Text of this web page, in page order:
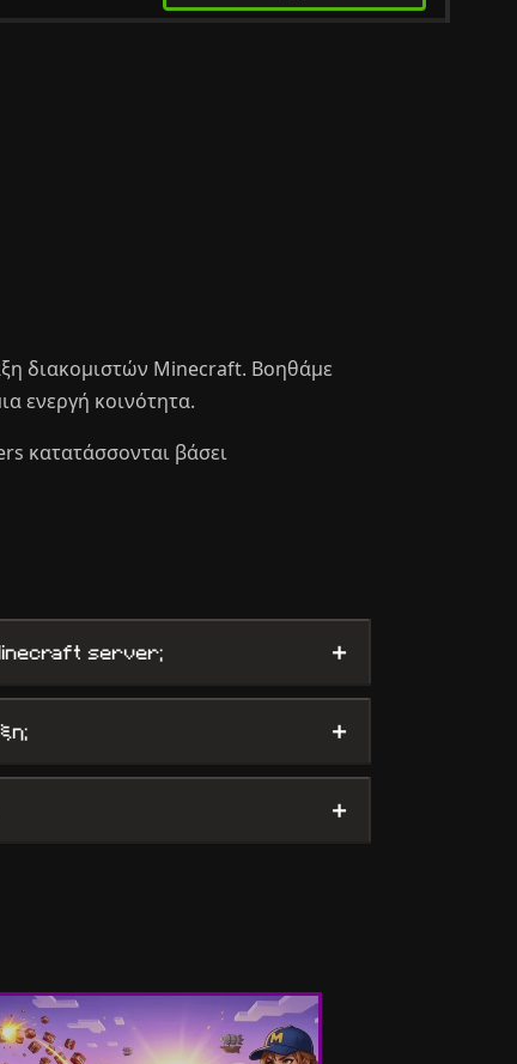
διακομιστών Minecraft. Βοηθάμε
ενεργή κοινότητα.
κατατάσσονται βάσει
server; +
+
+